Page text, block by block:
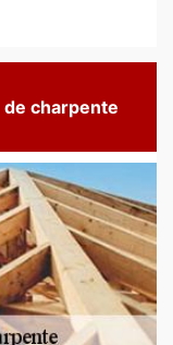
charpente